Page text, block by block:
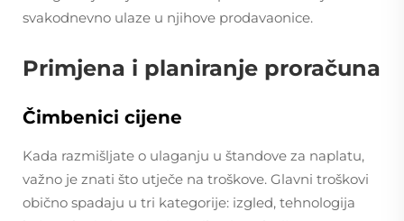
svakodnevno ulaze u njihove prodavaonice.
Primjena i planiranje proračuna
Čimbenici cijene
Kada razmišljate o ulaganju u štandove za naplatu,
važno je znati što utječe na troškove. Glavni troškovi
obično spadaju u tri kategorije: izgled, tehnologija